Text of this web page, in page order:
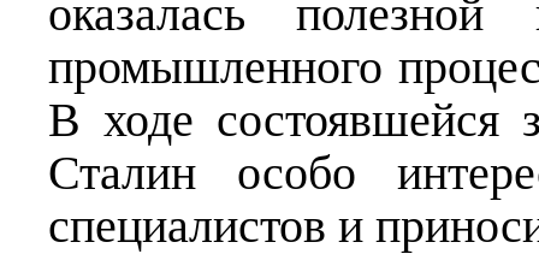
оказалась
промышленного
В ходе состоявшейся
Сталин особо
специалистов и